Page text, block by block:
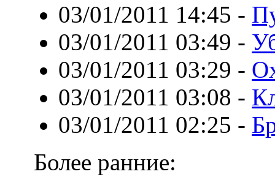
03/01/2011 14:45 -
03/01/2011 03:49 -
03/01/2011 03:29 -
03/01/2011 03:08 -
03/01/2011 02:25 -
Более ранние: